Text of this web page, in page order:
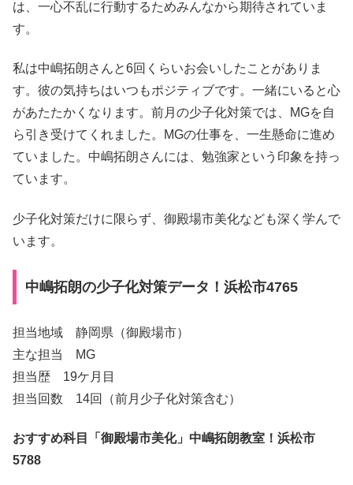
は、一心不乱に行動するためみんなから期待されていま
す。
私は中嶋拓朗さんと6回くらいお会いしたことがありま
す。彼の気持ちはいつもポジティブです。一緒にいると心
があたたかくなります。前月の少子化対策では、MGを自
ら引き受けてくれました。MGの仕事を、一生懸命に進め
ていました。中嶋拓朗さんには、勉強家という印象を持っ
ています。
少子化対策だけに限らず、御殿場市美化なども深く学んで
います。
中嶋拓朗の少子化対策データ！浜松市4765
担当地域 静岡県（御殿場市）
主な担当 MG
担当歴 19ケ月目
担当回数 14回（前月少子化対策含む）
おすすめ科目「御殿場市美化」中嶋拓朗教室！浜松市
5788